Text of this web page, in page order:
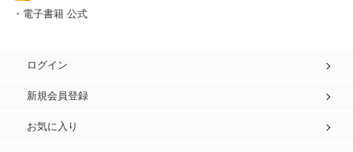
・電子書籍 公式
ログイン
新規会員登録
お気に入り